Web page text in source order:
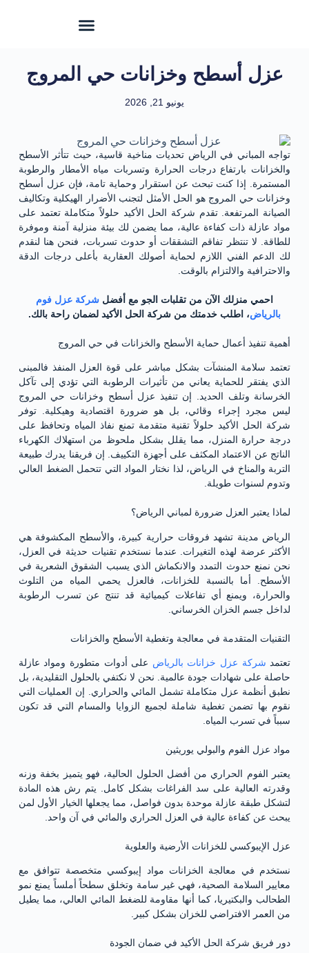
عزل أسطح وخزانات حي المروج
يونيو 21, 2026
تواجه المباني في الرياض تحديات مناخية قاسية، حيث تتأثر الأسطح
والخزانات بارتفاع درجات الحرارة وتسربات مياه الأمطار والرطوبة
المستمرة. إذا كنت تبحث عن استقرار وحماية تامة، فإن عزل أسطح
وخزانات حي المروج هو الحل الأمثل لتجنب الأضرار الهيكلية وتكاليف
الصيانة المرتفعة. تقدم شركة الحل الأكيد حلولاً متكاملة تعتمد على
مواد عازلة ذات كفاءة عالية، مما يضمن لك بيئة منزلية آمنة وموفرة
للطاقة. لا تنتظر تفاقم التشققات أو حدوث تسربات، فنحن هنا لنقدم
لك الدعم الفني اللازم لحماية أصولك العقارية بأعلى درجات الدقة
والاحترافية والالتزام بالوقت.
احمي منزلك الآن من تقلبات الجو مع أفضل شركة عزل فوم
بالرياض، اطلب خدمتك من شركة الحل الأكيد لضمان راحة بالك.
أهمية تنفيذ أعمال حماية الأسطح والخزانات في حي المروج
تعتمد سلامة المنشآت بشكل مباشر على قوة العزل المنفذ فالمبنى
الذي يفتقر للحماية يعاني من تأثيرات الرطوبة التي تؤدي إلى تآكل
الخرسانة وتلف الحديد. إن تنفيذ عزل أسطح وخزانات حي المروج
ليس مجرد إجراء وقائي، بل هو ضرورة اقتصادية وهيكلية. توفر
شركة الحل الأكيد حلولاً تقنية متقدمة تمنع نفاذ المياه وتحافظ على
درجة حرارة المنزل، مما يقلل بشكل ملحوظ من استهلاك الكهرباء
الناتج عن الاعتماد المكثف على أجهزة التكييف. إن فريقنا يدرك طبيعة
التربة والمناخ في الرياض، لذا نختار المواد التي تتحمل الضغط العالي
وتدوم لسنوات طويلة.
لماذا يعتبر العزل ضرورة لمباني الرياض؟
الرياض مدينة تشهد فروقات حرارية كبيرة، والأسطح المكشوفة هي
الأكثر عرضة لهذه التغيرات. عندما نستخدم تقنيات حديثة في العزل،
نحن نمنع حدوث التمدد والانكماش الذي يسبب الشقوق الشعرية في
الأسطح. أما بالنسبة للخزانات، فالعزل يحمي المياه من التلوث
والحرارة، ويمنع أي تفاعلات كيميائية قد تنتج عن تسرب الرطوبة
لداخل جسم الخزان الخرساني.
التقنيات المتقدمة في معالجة وتغطية الأسطح والخزانات
تعتمد شركة عزل خزانات بالرياض على أدوات متطورة ومواد عازلة
حاصلة على شهادات جودة عالمية. نحن لا نكتفي بالحلول التقليدية، بل
نطبق أنظمة عزل متكاملة تشمل المائي والحراري. إن العمليات التي
نقوم بها تضمن تغطية شاملة لجميع الزوايا والمسام التي قد تكون
سبباً في تسرب المياه.
مواد عزل الفوم والبولي يوريثين
يعتبر الفوم الحراري من أفضل الحلول الحالية، فهو يتميز بخفة وزنه
وقدرته العالية على سد الفراغات بشكل كامل. يتم رش هذه المادة
لتشكل طبقة عازلة موحدة بدون فواصل، مما يجعلها الخيار الأول لمن
يبحث عن كفاءة عالية في العزل الحراري والمائي في آن واحد.
عزل الإيبوكسي للخزانات الأرضية والعلوية
نستخدم في معالجة الخزانات مواد إيبوكسي متخصصة تتوافق مع
معايير السلامة الصحية، فهي غير سامة وتخلق سطحاً أملساً يمنع نمو
الطحالب والبكتيريا، كما أنها مقاومة للضغط المائي العالي، مما يطيل
من العمر الافتراضي للخزان بشكل كبير.
دور فريق شركة الحل الأكيد في ضمان الجودة